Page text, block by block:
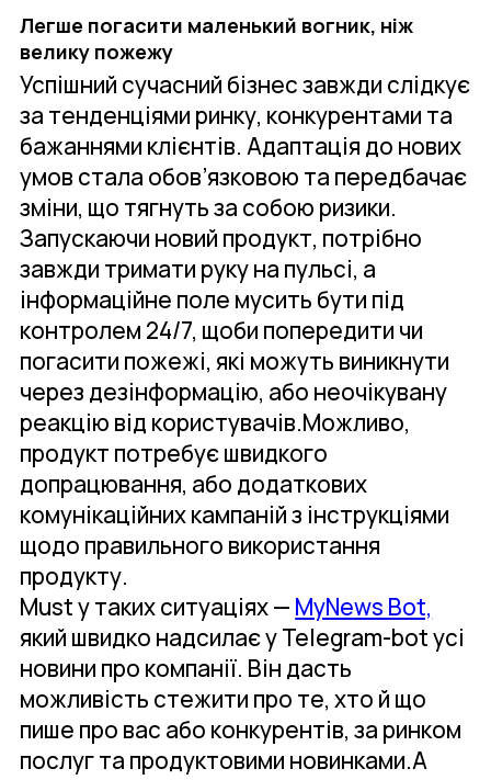
Легше погасити маленький вогник, ніж
велику пожежу
Успішний сучасний бізнес завжди слідкує
за тенденціями ринку, конкурентами та
бажаннями клієнтів. Адаптація до нових
умов стала обов’язковою та передбачає
зміни, що тягнуть за собою ризики.
Запускаючи новий продукт, потрібно
завжди тримати руку на пульсі, а
інформаційне поле мусить бути під
контролем 24/7, щоби попередити чи
погасити пожежі, які можуть виникнути
через дезінформацію, або неочікувану
реакцію від користувачів.Можливо,
продукт потребує швидкого
допрацювання, або додаткових
комунікаційних кампаній з інструкціями
щодо правильного використання
продукту.
Must у таких ситуаціях — MyNews Bot,
який швидко надсилає у Telegram-bot усі
новини про компанії. Він дасть
можливість стежити про те, хто й що
пише про вас або конкурентів, за ринком
послуг та продуктовими новинками.А